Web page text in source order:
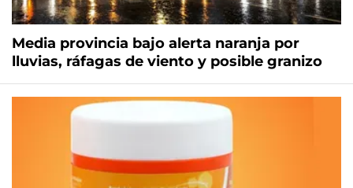
Media provincia bajo alerta naranja por
lluvias, ráfagas de viento y posible granizo